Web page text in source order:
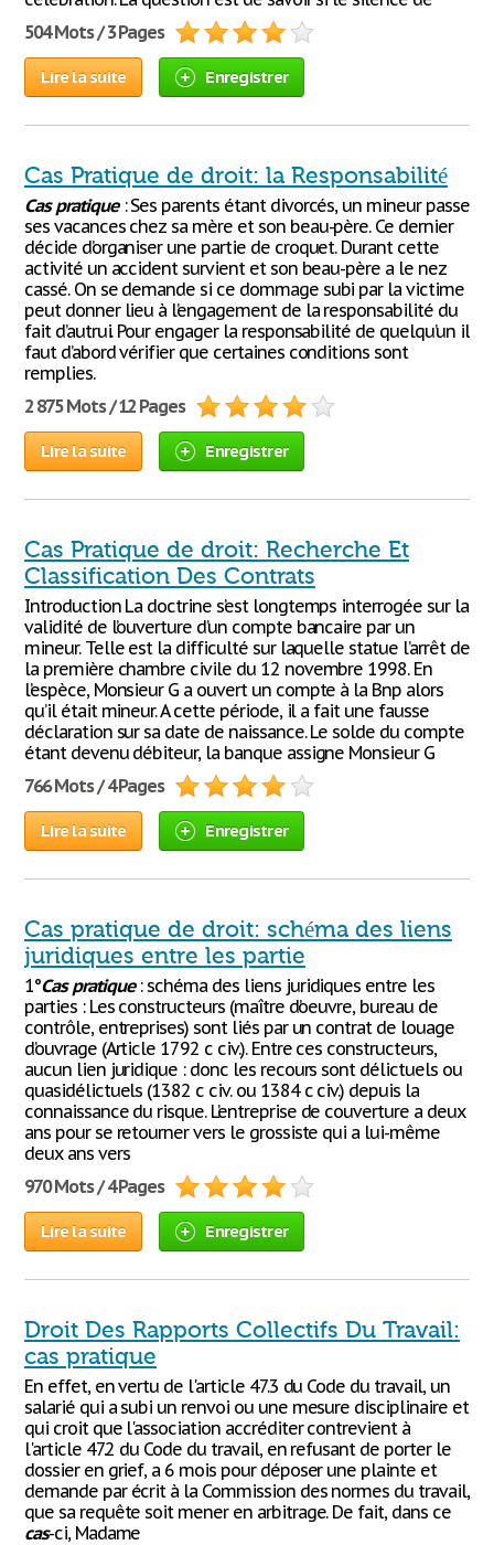
504 Mots / 3 Pages
Lire la suite Enregistrer
Cas Pratique de droit: la Responsabilité
Cas pratique: Ses parents étant divorcés, un mineur passe
ses vacances chez sa mère et son beau-père. Ce dernier
décide d’organiser une partie de croquet. Durant cette
activité un accident survient et son beau-père a le nez
cassé. On se demande si ce dommage subi par la victime
peut donner lieu à l’engagement de la responsabilité du
fait d’autrui. Pour engager la responsabilité de quelqu’un il
faut d’abord vérifier que certaines conditions sont
remplies.
2 875 Mots / 12 Pages
Lire la suite Enregistrer
Cas Pratique de droit: Recherche Et
Classification Des Contrats
Introduction La doctrine s’est longtemps interrogée sur la
validité de l’ouverture d’un compte bancaire par un
mineur. Telle est la difficulté sur laquelle statue l’arrêt de
la première chambre civile du 12 novembre 1998. En
l’espèce, Monsieur G a ouvert un compte à la Bnp alors
qu’il était mineur. A cette période, il a fait une fausse
déclaration sur sa date de naissance. Le solde du compte
étant devenu débiteur, la banque assigne Monsieur G
766 Mots / 4 Pages
Lire la suite Enregistrer
Cas pratique de droit: schéma des liens
juridiques entre les partie
1°Cas pratique: schéma des liens juridiques entre les
parties : Les constructeurs (maître d’oeuvre, bureau de
contrôle, entreprises) sont liés par un contrat de louage
d’ouvrage (Article 1792 c civ.). Entre ces constructeurs,
aucun lien juridique : donc les recours sont délictuels ou
quasidélictuels (1382 c civ. ou 1384 c civ.) depuis la
connaissance du risque. L’entreprise de couverture a deux
ans pour se retourner vers le grossiste qui a lui-même
deux ans vers
970 Mots / 4 Pages
Lire la suite Enregistrer
Droit Des Rapports Collectifs Du Travail:
cas pratique
En effet, en vertu de l'article 47.3 du Code du travail, un
salarié qui a subi un renvoi ou une mesure disciplinaire et
qui croit que l'association accréditer contrevient à
l'article 47.2 du Code du travail, en refusant de porter le
dossier en grief, a 6 mois pour déposer une plainte et
demande par écrit à la Commission des normes du travail,
que sa requête soit mener en arbitrage. De fait, dans ce
cas-ci, Madame